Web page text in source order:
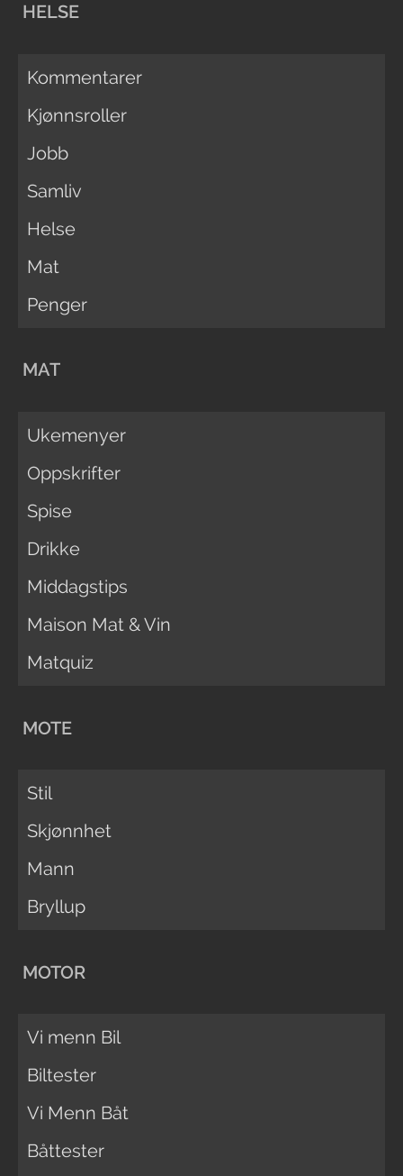
HELSE
Kommentarer
Kjønnsroller
Jobb
Samliv
Helse
Mat
Penger
MAT
Ukemenyer
Oppskrifter
Spise
Drikke
Middagstips
Maison Mat & Vin
Matquiz
MOTE
Stil
Skjønnhet
Mann
Bryllup
MOTOR
Vi menn Bil
Biltester
Vi Menn Båt
Båttester